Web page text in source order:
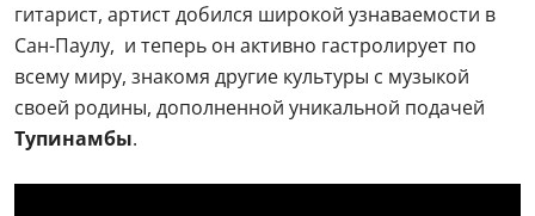
гитарист, артист добился широкой узнаваемости в
Сан-Паулу, и теперь он активно гастролирует по
всему миру, знакомя другие культуры с музыкой
своей родины, дополненной уникальной подачей
Тупинамбы.